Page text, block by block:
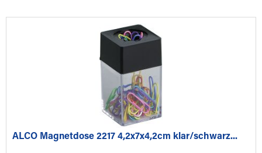
ALCO Magnetdose 2217 4,2x7x4,2cm klar/schwarz...